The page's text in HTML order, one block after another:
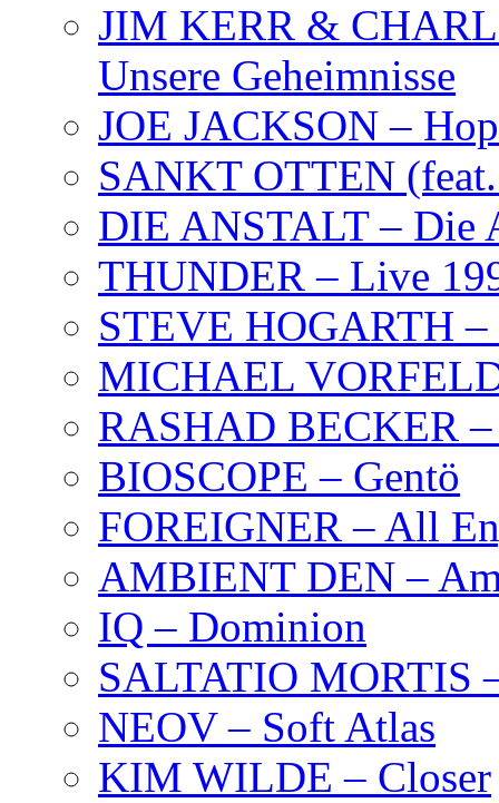
JIM KERR &
Unsere Geheimnisse
JOE JACKSON –
SANKT OTTEN
DIE ANSTALT – Die
THUNDER – Live
STEVE HOGARTH –
MICHAEL
RASHAD BECKER
BIOSCOPE – Gentö
FOREIGNER – All
AMBIENT DEN –
IQ – Dominion
SALTATIO MORTIS
NEOV – Soft Atlas
KIM WILDE – Closer